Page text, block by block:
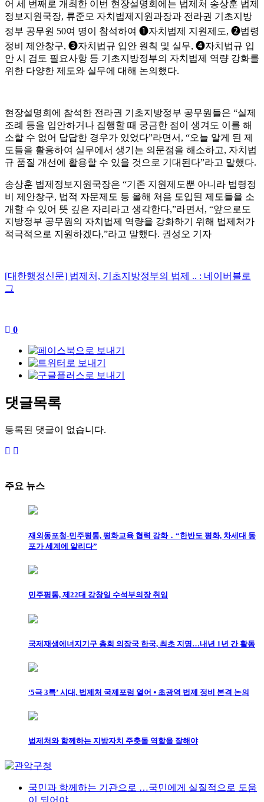
어 세 번째로 개최한 이번 현장설명회에는 법제처 송상훈 법제
정보지원국장, 류준모 자치법제지원과장과 전라권 기초지방
정부 공무원 50여 명이 참석하여 ❶자치법제 지원제도, ❷법령
정비 제안창구, ❸자치법규 입안 원칙 및 실무, ❹자치법규 입
안 시 검토 필요사항 등 기초지방정부의 자치법제 역량 강화를
위한 다양한 제도와 실무에 대해 논의했다.
현장설명회에 참석한 전라권 기초지방정부 공무원들은 “실제
조례 등을 입안하거나 집행할 때 궁금한 점이 생겨도 이를 해
소할 수 없어 답답한 경우가 있었다”라면서 , “오늘 알게 된 제
도들을 활용하여 실무에서 생기는 의문점을 해소하고, 자치법
규 품질 개선에 활용할 수 있을 것으로 기대된다”라고 말했다.
송상훈 법제정보지원국장은 “기존 지원제도뿐 아니라 법령정
비 제안창구, 법적 자문제도 등 올해 처음 도입된 제도들을 소
개할 수 있어 뜻 깊은 자리라고 생각한다,”라면서 , “앞으로도
지방정부 공무원의 자치법제 역량을 강화하기 위해 법제처가
적극적으로 지원하겠다,”라고 말했다. 권성오 기자
[대한행정신문] 법제처, 기초지방정부의 법제 .. : 네이버블로
그
0
댓글목록
등록된 댓글이 없습니다.
주요 뉴스
재외동포청-민주평통, 평화교육 협력 강화 ․ “한반도 평화, 차세대 동
포가 세계에 알리다”
민주평통, 제22대 강창일 수석부의장 취임
국제재생에너지기구 총회 의장국 한국, 최초 지명…내년 1년 간 활동
‘5극 3특’ 시대, 법제처 국제포럼 열어 ⦁ 초광역 법제 정비 본격 논의
법제처와 함께하는 지방자치 주춧돌 역할을 잘해야
국민과 함께하는 기관으로 …국민에게 실질적으로 도움
이 되어야